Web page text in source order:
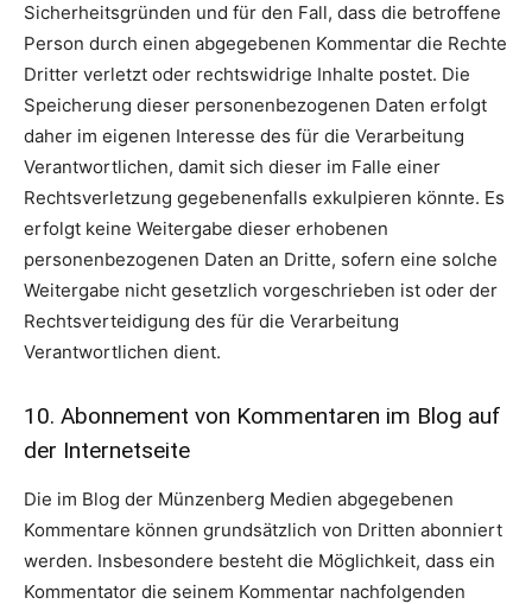
Sicherheitsgründen und für den Fall, dass die betroffene
Person durch einen abgegebenen Kommentar die Rechte
Dritter verletzt oder rechtswidrige Inhalte postet. Die
Speicherung dieser personenbezogenen Daten erfolgt
daher im eigenen Interesse des für die Verarbeitung
Verantwortlichen, damit sich dieser im Falle einer
Rechtsverletzung gegebenenfalls exkulpieren könnte. Es
erfolgt keine Weitergabe dieser erhobenen
personenbezogenen Daten an Dritte, sofern eine solche
Weitergabe nicht gesetzlich vorgeschrieben ist oder der
Rechtsverteidigung des für die Verarbeitung
Verantwortlichen dient.
10. Abonnement von Kommentaren im Blog auf
der Internetseite
Die im Blog der Münzenberg Medien abgegebenen
Kommentare können grundsätzlich von Dritten abonniert
werden. Insbesondere besteht die Möglichkeit, dass ein
Kommentator die seinem Kommentar nachfolgenden